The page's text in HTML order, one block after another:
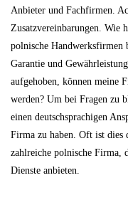
Anbieter und Fachfirmen.
Zusatzvereinbarungen. Wie
polnische Handwerksfirmen
Garantie und
aufgehoben, können meine
werden? Um bei Fragen zu
einen deutschsprachigen
Firma zu haben. Oft ist
zahlreiche polnische Firma,
Dienste anbieten.